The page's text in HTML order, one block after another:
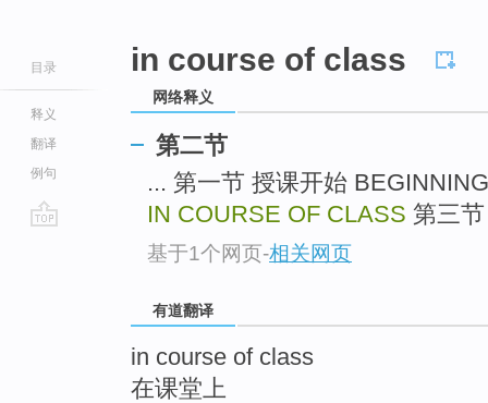
目录
释义
翻译
例句
in course of class
网络释义
第二节
... 第一节 授课开始
IN COURSE OF CLASS 第三
基于1个网页-相关网页
有道翻译
in course of class
在课堂上